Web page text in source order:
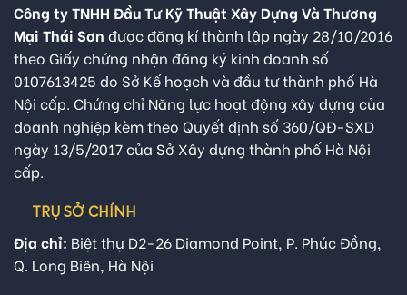
Công ty TNHH Đầu Tư Kỹ Thuật Xây Dựng Và Thương
Mại Thái Sơn được đăng kí thành lập ngày 28/10/2016
theo Giấy chứng nhận đăng ký kinh doanh số
0107613425 do Sở Kế hoạch và đầu tư thành phố Hà
Nội cấp. Chứng chỉ Năng lực hoạt động xây dựng của
doanh nghiệp kèm theo Quyết định số 360/QĐ-SXD
ngày 13/5/2017 của Sở Xây dựng thành phố Hà Nội
cấp.
TRỤ SỞ CHÍNH
Địa chỉ: Biệt thự D2-26 Diamond Point, P. Phúc Đồng,
Q. Long Biên, Hà Nội